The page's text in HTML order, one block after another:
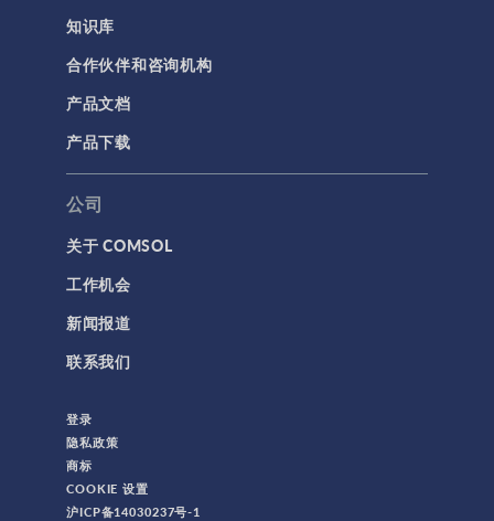
知识库
合作伙伴和咨询机构
产品文档
产品下载
公司
关于 COMSOL
工作机会
新闻报道
联系我们
登录
隐私政策
商标
COOKIE 设置
沪ICP备14030237号-1